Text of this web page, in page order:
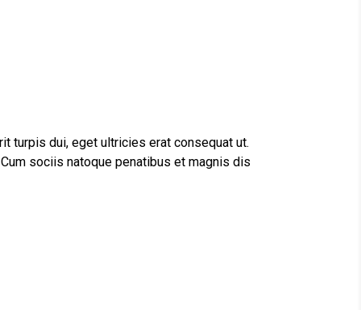
turpis dui, eget ultricies erat consequat ut.
sociis natoque penatibus et magnis dis